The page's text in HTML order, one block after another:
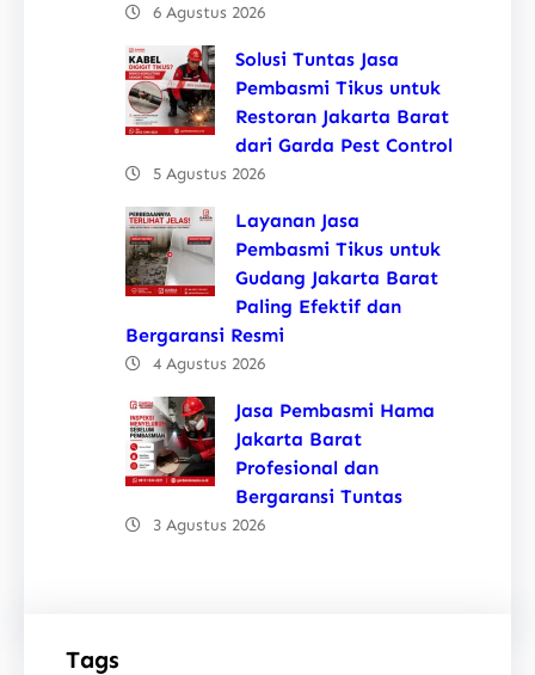
6 Agustus 2026
Solusi Tuntas Jasa
Pembasmi Tikus untuk
Restoran Jakarta Barat
dari Garda Pest Control
5 Agustus 2026
Layanan Jasa
Pembasmi Tikus untuk
Gudang Jakarta Barat
Paling Efektif dan
Bergaransi Resmi
4 Agustus 2026
Jasa Pembasmi Hama
Jakarta Barat
Profesional dan
Bergaransi Tuntas
3 Agustus 2026
Tags